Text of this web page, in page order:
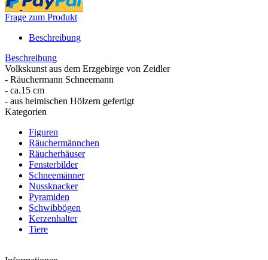
Frage zum Produkt
Beschreibung
Beschreibung
Volkskunst aus dem Erzgebirge von Zeidler
- Räuchermann Schneemann
- ca.15 cm
- aus heimischen Hölzern gefertigt
Kategorien
Figuren
Räuchermännchen
Räucherhäuser
Fensterbilder
Schneemänner
Nussknacker
Pyramiden
Schwibbögen
Kerzenhalter
Tiere